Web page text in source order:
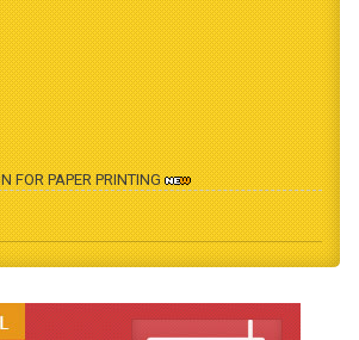
FOR PAPER PRINTING
Admission Date Extesion